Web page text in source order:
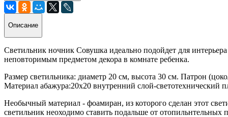
Описание
Светильник ночник Совушка идеально подойдет для
неповторимым предметом декора в комнате ребенка.
Размер светильника: диаметр 20 см, высота 30 см. Патрон
Материал абажура:20х20 внутренний слой-светотехнический
Необычный материал - фоамиран, из которого сделан этот
светильник неоходимо ставить подальше от отопильнтельных